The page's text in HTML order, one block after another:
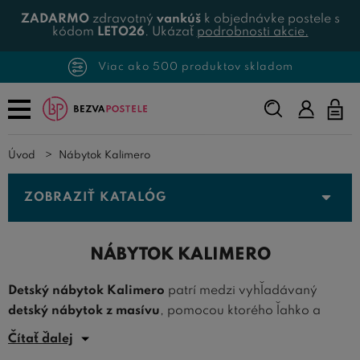
ZADARMOzdravotný vankúšk objednávke postele s
kódom LETO26. Ukázať podrobnosti akcie.
Viac ako 500 produktov skladom
Napíšte,
čo
Úvod Nábytok Kalimero
ZOBRAZIŤ KATALÓG
NÁBYTOK KALIMERO
Detský nábytok Kalimero patrí medzi vyhľadávaný
detský nábytok z masívu, pomocou ktorého ľahko a
jednoducho zariadite krásnu detskú izbu pre chlapcov aj
Čítať ďalej